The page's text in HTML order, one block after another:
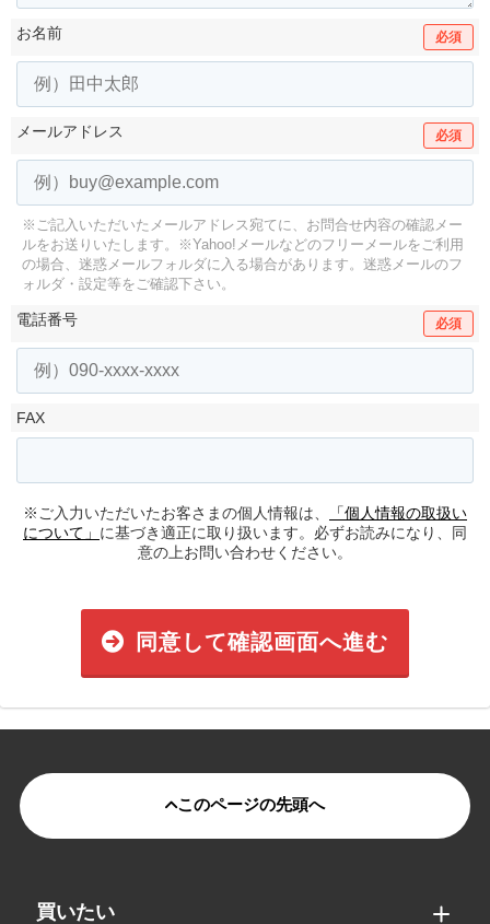
お名前 必須
メールアドレス 必須
※ご記入いただいたメールアドレス宛てに、お問合せ内容の確認メー
ルをお送りいたします。
※Yahoo!メールなどのフリーメールをご利用
の場合、迷惑メールフォルダに入る場合があります。 迷惑メールのフ
ォルダ・設定等をご確認下さい。
電話番号 必須
FAX
※ご入力いただいたお客さまの個人情報は、
「個人情報の取扱い
について」 に基づき適正に取り扱います。必ずお読みになり、同
意の上お問い合わせください。
同意して確認画面へ進む
このページの先頭へ
買いたい